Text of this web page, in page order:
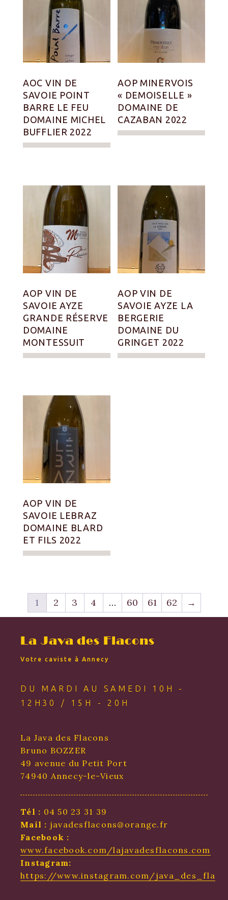
AOC VIN DE
SAVOIE POINT
BARRE LE FEU
DOMAINE MICHEL
BUFFLIER 2022
AOP MINERVOIS
« DEMOISELLE »
DOMAINE DE
CAZABAN 2022
AOP VIN DE
SAVOIE AYZE
GRANDE RÉSERVE
DOMAINE
MONTESSUIT
AOP VIN DE
SAVOIE AYZE LA
BERGERIE
DOMAINE DU
GRINGET 2022
AOP VIN DE
SAVOIE LEBRAZ
DOMAINE BLARD
ET FILS 2022
1 2 3 4 … 60 61 62 →
La Java des Flacons
Votre caviste à Annecy
DU MARDI AU SAMEDI 10H -
12H30 / 15H - 20H
La Java des Flacons
Bruno BOZZER
49 avenue du Petit Port
74940 Annecy-le-Vieux
Tél : 04 50 23 31 39
Mail : javadesflacons@orange.fr
Facebook :
www.facebook.com/lajavadesflacons.com
Instagram:
https://www.instagram.com/